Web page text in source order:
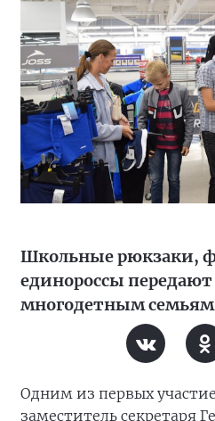
Школьные рюкзаки,
единороссы
многодетным семьям
Одним из первых
заместитель секретаря